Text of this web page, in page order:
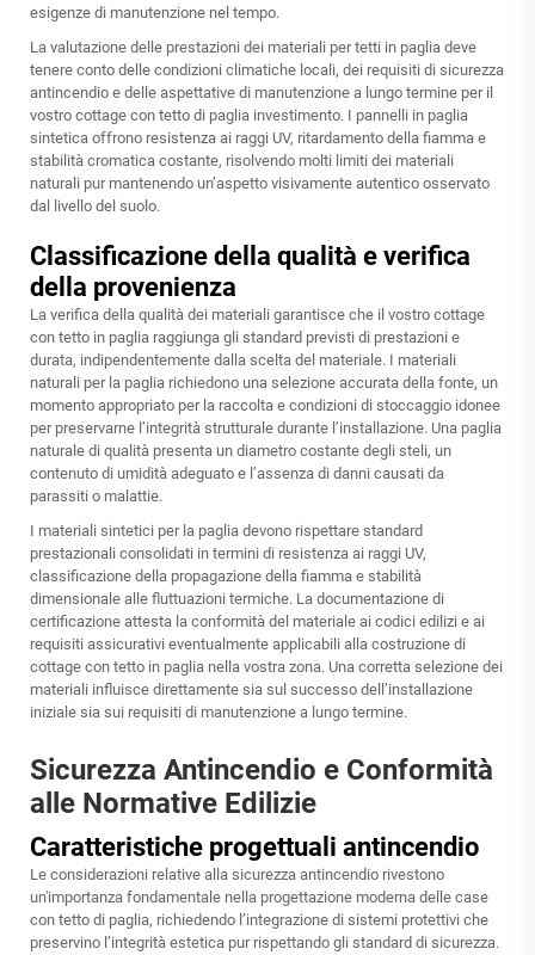
esigenze di manutenzione nel tempo.
La valutazione delle prestazioni dei materiali per tetti in paglia deve
tenere conto delle condizioni climatiche locali, dei requisiti di sicurezza
antincendio e delle aspettative di manutenzione a lungo termine per il
vostro cottage con tetto di paglia investimento. I pannelli in paglia
sintetica offrono resistenza ai raggi UV, ritardamento della fiamma e
stabilità cromatica costante, risolvendo molti limiti dei materiali
naturali pur mantenendo un’aspetto visivamente autentico osservato
dal livello del suolo.
Classificazione della qualità e verifica
della provenienza
La verifica della qualità dei materiali garantisce che il vostro cottage
con tetto in paglia raggiunga gli standard previsti di prestazioni e
durata, indipendentemente dalla scelta del materiale. I materiali
naturali per la paglia richiedono una selezione accurata della fonte, un
momento appropriato per la raccolta e condizioni di stoccaggio idonee
per preservarne l’integrità strutturale durante l’installazione. Una paglia
naturale di qualità presenta un diametro costante degli steli, un
contenuto di umidità adeguato e l’assenza di danni causati da
parassiti o malattie.
I materiali sintetici per la paglia devono rispettare standard
prestazionali consolidati in termini di resistenza ai raggi UV,
classificazione della propagazione della fiamma e stabilità
dimensionale alle fluttuazioni termiche. La documentazione di
certificazione attesta la conformità del materiale ai codici edilizi e ai
requisiti assicurativi eventualmente applicabili alla costruzione di
cottage con tetto in paglia nella vostra zona. Una corretta selezione dei
materiali influisce direttamente sia sul successo dell’installazione
iniziale sia sui requisiti di manutenzione a lungo termine.
Sicurezza Antincendio e Conformità
alle Normative Edilizie
Caratteristiche progettuali antincendio
Le considerazioni relative alla sicurezza antincendio rivestono
un'importanza fondamentale nella progettazione moderna delle case
con tetto di paglia, richiedendo l’integrazione di sistemi protettivi che
preservino l’integrità estetica pur rispettando gli standard di sicurezza.